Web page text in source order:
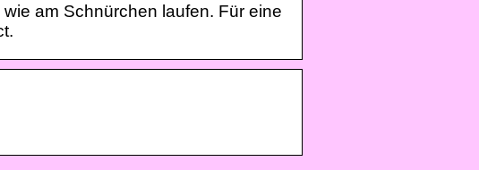
am Schnürchen laufen. Für eine